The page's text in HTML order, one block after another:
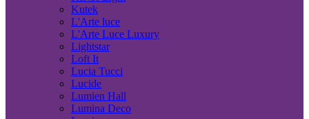
Kutek
L'Arte luce
L'Arte Luce Luxury
Lightstar
Loft It
Lucia Tucci
Lucide
Lumien Hall
Lumina Deco